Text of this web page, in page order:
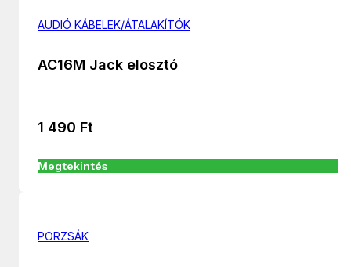
AUDIÓ KÁBELEK/ÁTALAKÍTÓK
AC16M Jack elosztó
1 490 Ft
Megtekintés
PORZSÁK